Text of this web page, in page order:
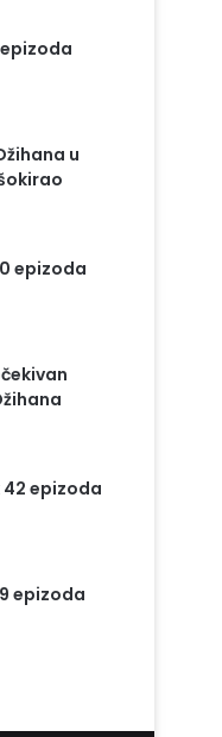
u
epizoda
epizoda
epizoda